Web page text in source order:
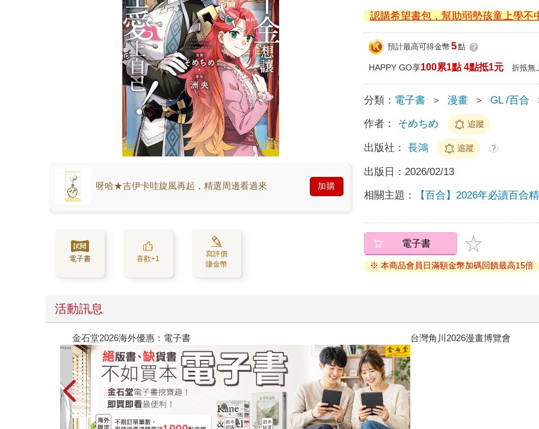
呀哈★吉伊卡哇旋風再起，精選周邊看過來 加購
電子書 喜歡+1
寫評價
賺金幣
認購希望書包，幫助弱勢孩童上學不
預計最高可得金幣 5點 ?
HAPPY GO享100累1點 4點抵1元 折抵無
分類： 電子書 ＞ 漫畫 ＞ GL /百合
作者： そめちめ 追蹤
出版社： 長鴻 追蹤 ?
出版日： 2026/02/13
相關主題： 【百合】2026年必讀百合
電子書
※ 本商品會員日滿額金幣加碼回饋最高15倍
活動訊息
金石堂2026海外優惠：電子書 台灣角川2026漫畫博覽會